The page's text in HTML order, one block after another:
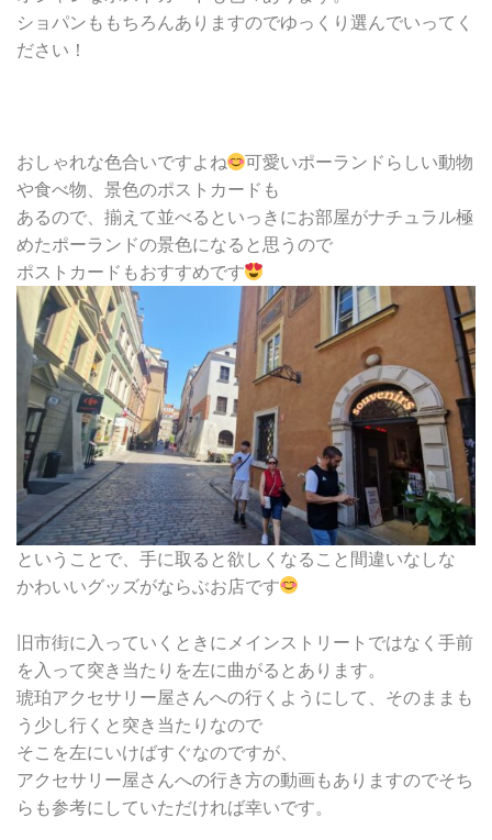
ショパンももちろんありますのでゆっくり選んでいってく
ださい！
おしゃれな色合いですよね
可愛いポーランドらしい動物
や食べ物、景色のポストカードも
あるので、揃えて並べるといっきにお部屋がナチュラル極
めたポーランドの景色になると思うので
ポストカードもおすすめです
ということで、手に取ると欲しくなること間違いなしな
かわいいグッズがならぶお店です
旧市街に入っていくときにメインストリートではなく手前
を入って突き当たりを左に曲がるとあります。
琥珀アクセサリー屋さんへの行くようにして、そのままも
う少し行くと突き当たりなので
そこを左にいけばすぐなのですが、
アクセサリー屋さんへの行き方の動画もありますのでそち
らも参考にしていただければ幸いです。